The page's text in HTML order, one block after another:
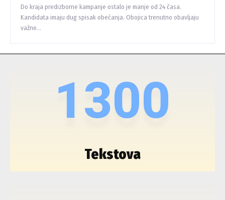
Do kraja predizborne kampanje ostalo je manje od 24 časa.
Kandidata imaju dug spisak obećanja. Obojica trenutno obavljaju
važne...
1300
Tekstova